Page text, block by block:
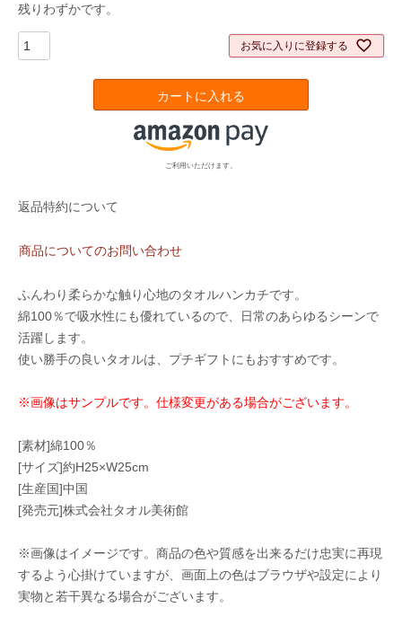
残りわずかです。
お気に入りに登録する
カートに入れる
ご利用いただけます。
返品特約について
商品についてのお問い合わせ
ふんわり柔らかな触り心地のタオルハンカチです。
綿100％で吸水性にも優れているので、日常のあらゆるシーンで
活躍します。
使い勝手の良いタオルは、プチギフトにもおすすめです。
※画像はサンプルです。仕様変更がある場合がございます。
[素材]綿100％
[サイズ]約H25×W25cm
[生産国]中国
[発売元]株式会社タオル美術館
※画像はイメージです。商品の色や質感を出来るだけ忠実に再現
するよう心掛けていますが、画面上の色はブラウザや設定により
実物と若干異なる場合がございます。